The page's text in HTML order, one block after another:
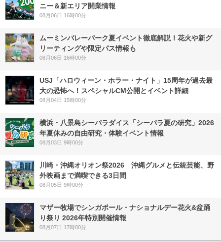
ニー＆新エリア開業情報
08月06日 16時00分
ムーミンバレーパーク夏イベント徹底解説！花火や新グ
リーティングや限定パス情報も
08月06日 16時00分
USJ「ハロウィーン・ホラー・ナイト」15周年が過去最
大の恐怖へ！スペシャルCM公開とイベント詳細
08月04日 15時00分
横浜・八景島シーパラダイス「シーパラ夏の研究」2026
年夏休みの自由研究・体験イベント情報
08月03日 9時00分
川崎・沖縄オリオン祭2026 沖縄グルメと伝統芸能、野
外映画まで満喫できる3日間
08月05日 9時00分
マザー牧場でシンガポール・ナショナルデー花火&盆踊
り祭り 2026年特別開催情報
08月07日 17時00分